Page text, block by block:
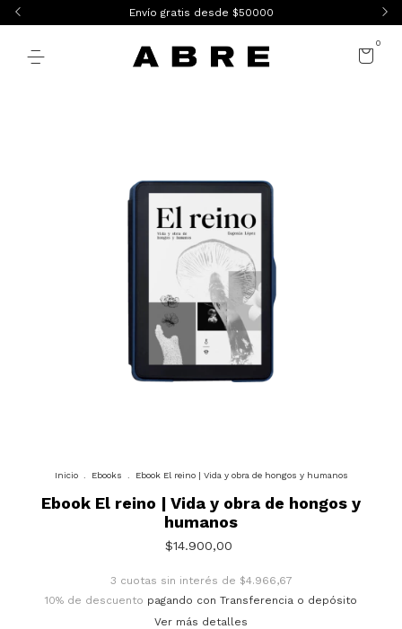
Envío gratis desde $50000
0
Inicio Ebooks Ebook El reino | Vida y obra de hongos y humanos
Ebook El reino | Vida y obra de hongos y
humanos
$14.900,00
3 cuotas sin interés de $4.966,67
10% de descuento pagando con Transferencia o depósito
Ver más detalles